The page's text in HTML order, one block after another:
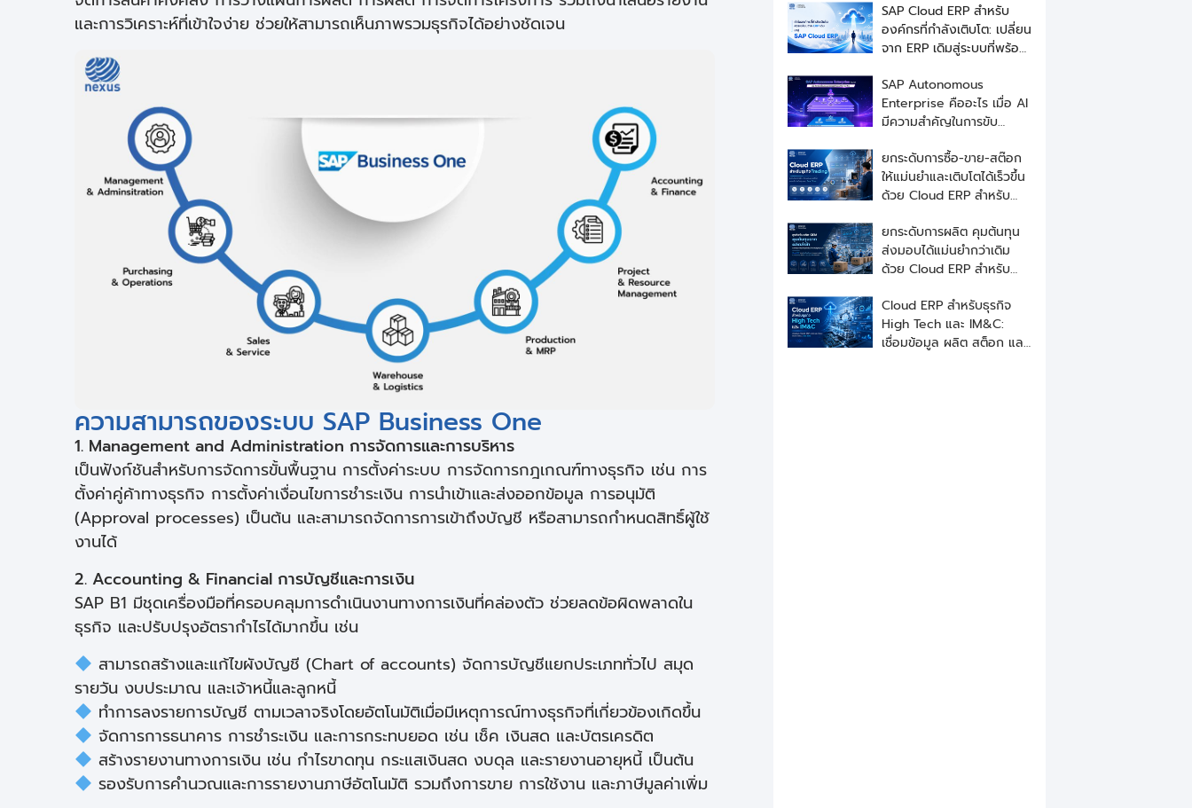
และการวิเคราะห์ที่เข้าใจง่าย ช่วยให้สามารถเห็นภาพรวมธุรกิจได้อย่างชัดเจน
ความสามารถของระบบ SAP Business One
1. Management and Administration การจัดการและการบริหาร
เป็นฟังก์ชันสำหรับการจัดการขั้นพื้นฐาน การตั้งค่าระบบ การจัดการกฎเกณฑ์ทางธุรกิจ เช่น การ
ตั้งค่าคู่ค้าทางธุรกิจ การตั้งค่าเงื่อนไขการชำระเงิน การนำเข้าและส่งออกข้อมูล การอนุมัติ
(Approval processes) เป็นต้น และสามารถจัดการการเข้าถึงบัญชี หรือสามารถกำหนดสิทธิ์ผู้ใช้
งานได้
2. Accounting & Financial การบัญชีและการเงิน
SAP B1 มีชุดเครื่องมือที่ครอบคลุมการดำเนินงานทางการเงินที่คล่องตัว ช่วยลดข้อผิดพลาดใน
ธุรกิจ และปรับปรุงอัตรากำไรได้มากขึ้น เช่น
สามารถสร้างและแก้ไขผังบัญชี (Chart of accounts) จัดการบัญชีแยกประเภททั่วไป สมุด
รายวัน งบประมาณ และเจ้าหนี้และลูกหนี้
ทำการลงรายการบัญชี ตามเวลาจริงโดยอัตโนมัติเมื่อมีเหตุการณ์ทางธุรกิจที่เกี่ยวข้องเกิดขึ้น
จัดการการธนาคาร การชำระเงิน และการกระทบยอด เช่น เช็ค เงินสด และบัตรเครดิต
สร้างรายงานทางการเงิน เช่น กำไรขาดทุน กระแสเงินสด งบดุล และรายงานอายุหนี้ เป็นต้น
รองรับการคำนวณและการรายงานภาษีอัตโนมัติ รวมถึงการขาย การใช้งาน และภาษีมูลค่าเพิ่ม
SAP Cloud ERP สำหรับ
องค์กรที่กำลังเติบโต: เปลี่ยน
จาก ERP เดิมสู่ระบบที่พร้อม
SAP Autonomous
Enterprise คืออะไร เมื่อ AI
มีความสำคัญในการขับ
ยกระดับการซื้อ-ขาย-สต๊อก
ให้แม่นยำและเติบโตได้เร็วขึ้น
ด้วย Cloud ERP สำหรับ
ยกระดับการผลิต คุมต้นทุน
ส่งมอบได้แม่นยำกว่าเดิม
ด้วย Cloud ERP สำหรับ
OEM
Cloud ERP สำหรับธุรกิจ
High Tech และ IM&C:
เชื่อมข้อมูล ผลิต สต็อก และ